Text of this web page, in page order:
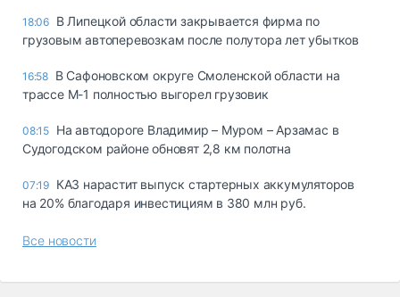
18:06 В Липецкой области закрывается фирма по
грузовым автоперевозкам после полутора лет убытков
16:58 В Сафоновском округе Смоленской области на
трассе М-1 полностью выгорел грузовик
08:15 На автодороге Владимир – Муром – Арзамас в
Судогодском районе обновят 2,8 км полотна
07:19 КАЗ нарастит выпуск стартерных аккумуляторов
на 20% благодаря инвестициям в 380 млн руб.
Все новости